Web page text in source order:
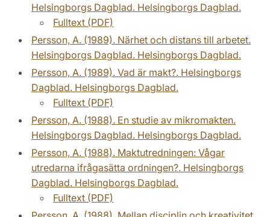
Helsingborgs Dagblad. Helsingborgs Dagblad.
Fulltext (PDF)
Persson, A. (1989). Närhet och distans till arbetet.
Helsingborgs Dagblad. Helsingborgs Dagblad.
Persson, A. (1989). Vad är makt?. Helsingborgs
Dagblad. Helsingborgs Dagblad.
Fulltext (PDF)
Persson, A. (1988). En studie av mikromakten.
Helsingborgs Dagblad. Helsingborgs Dagblad.
Persson, A. (1988). Maktutredningen: Vågar
utredarna ifrågasätta ordningen?. Helsingborgs
Dagblad. Helsingborgs Dagblad.
Fulltext (PDF)